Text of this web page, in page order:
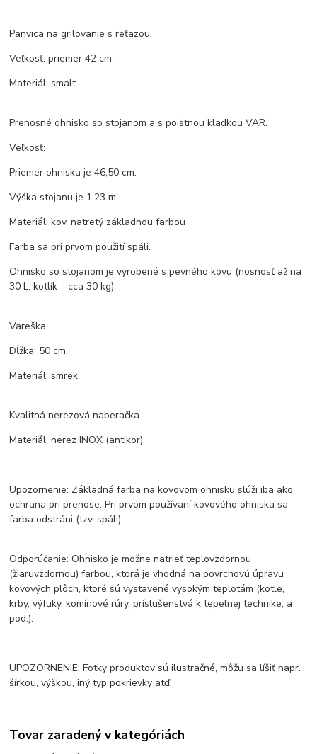
Panvica na grilovanie s reťazou.
Veľkosť: priemer 42 cm.
Materiál: smalt.
Prenosné ohnisko so stojanom a s poistnou kladkou VAR.
Veľkosť:
Priemer ohniska je 46,50 cm.
Výška stojanu je 1,23 m.
Materiál: kov, natretý základnou farbou
Farba sa pri prvom použití spáli.
Ohnisko so stojanom je vyrobené s pevného kovu (nosnosť až na
30 L. kotlík – cca 30 kg).
Vareška
Dĺžka: 50 cm.
Materiál: smrek.
Kvalitná nerezová naberačka.
Materiál: nerez INOX (antikor).
Upozornenie: Základná farba na kovovom ohnisku slúži iba ako
ochrana pri prenose. Pri prvom používaní kovového ohniska sa
farba odstráni (tzv. spáli)
Odporúčanie: Ohnisko je možne natrieť teplovzdornou
(žiaruvzdornou) farbou, ktorá je vhodná na povrchovú úpravu
kovových plôch, ktoré sú vystavené vysokým teplotám (kotle,
krby, výfuky, komínové rúry, príslušenstvá k tepelnej technike, a
pod.).
UPOZORNENIE: Fotky produktov sú ilustračné, môžu sa líšiť napr.
šírkou, výškou, iný typ pokrievky atď.
Tovar zaradený v kategóriách